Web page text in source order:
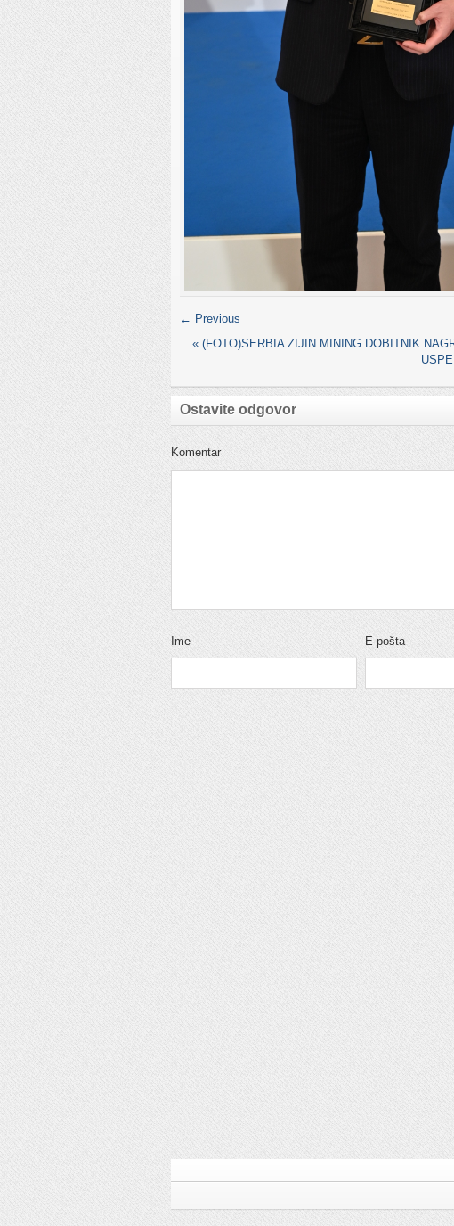
← Previous
« (FOTO)SERBIA ZIJIN MINING DOBITNIK
Ostavite odgovor
Komentar
Ime E-pošta